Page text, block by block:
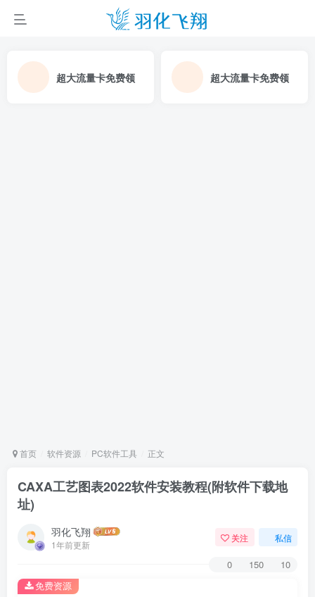
超大流量卡免费领 超大流量卡免费领
首页 软件资源 PC软件工具 正文
CAXA工艺图表2022软件安装教程(附软件下载地
址)
羽化飞翔
1年前更新
关注 私信
0 150 10
免费资源